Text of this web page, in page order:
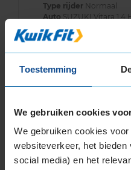
Toestemming
We gebruiken cookies
We gebruiken cookies
websiteverkeer, het
social media) en het
Type rijder Normaal
Auto SUZUKI Vitara 1.4
cil. J 129pk
Kilometer per jaar
9,0
Geluid
Comfort
Band 215/